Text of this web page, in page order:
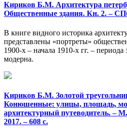
Кириков Б.М. Архитектура
Общественные здания. Кн. 2. –
В книге видного историка
представлены «портреты»
1900-х – начала 1910-х гг. – периода
модерна.
Кириков Б.М. Золотой
Конюшенные: улицы, площадь,
архитектурный путеводитель. –
2017. – 608 с.